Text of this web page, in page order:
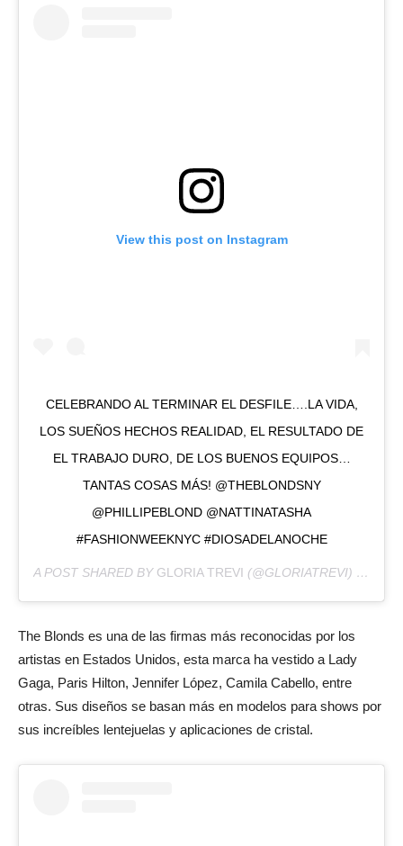
View this post on Instagram
CELEBRANDO AL TERMINAR EL DESFILE….LA VIDA,
LOS SUEÑOS HECHOS REALIDAD, EL RESULTADO DE
EL TRABAJO DURO, DE LOS BUENOS EQUIPOS…
TANTAS COSAS MÁS! @THEBLONDSNY
@PHILLIPEBLOND @NATTINATASHA
#FASHIONWEEKNYC #DIOSADELANOCHE
A POST SHARED BY GLORIA TREVI (@GLORIATREVI) ON
The Blonds es una de las firmas más reconocidas por los
artistas en Estados Unidos, esta marca ha vestido a Lady
Gaga, Paris Hilton, Jennifer López, Camila Cabello, entre
otras. Sus diseños se basan más en modelos para shows por
sus increíbles lentejuelas y aplicaciones de cristal.